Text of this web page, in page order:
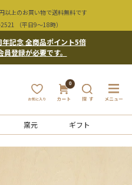
以上のお買い物で送料無料です
（平日9〜18時）
記念 全商品ポイント5倍
登録が必要です。
0
窯元 ギフト